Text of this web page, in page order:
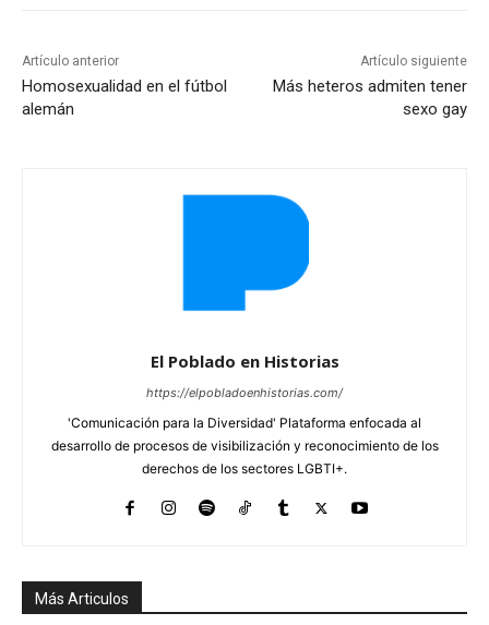
Artículo anterior
Homosexualidad en el fútbol
alemán
Artículo siguiente
Más heteros admiten tener
sexo gay
El Poblado en Historias
https://elpobladoenhistorias.com/
'Comunicación para la Diversidad' Plataforma enfocada al
desarrollo de procesos de visibilización y reconocimiento de los
derechos de los sectores LGBTI+.
Más Articulos